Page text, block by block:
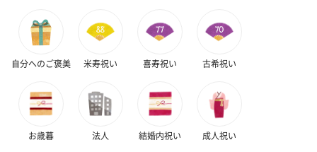
自分へのご褒美 米寿祝い 喜寿祝い 古希祝い
お歳暮 法人 結婚内祝い 成人祝い